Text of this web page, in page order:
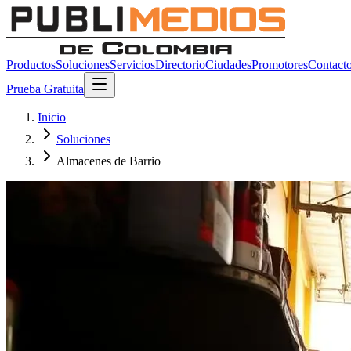
ProductosSolucionesServiciosDirectorioCiudadesPromotores
Prueba Gratuita
Inicio
Soluciones
Almacenes de Barrio